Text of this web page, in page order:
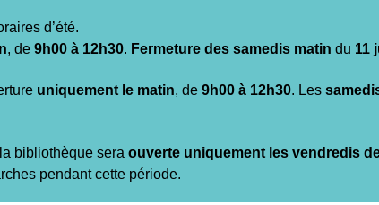
d’été.
, de 9h00 à 12h30. Fermeture des samedis matin du 11
uniquement le matin, de 9h00 à 12h30. Les
bibliothèque sera ouverte uniquement les vendredis
pendant cette période.